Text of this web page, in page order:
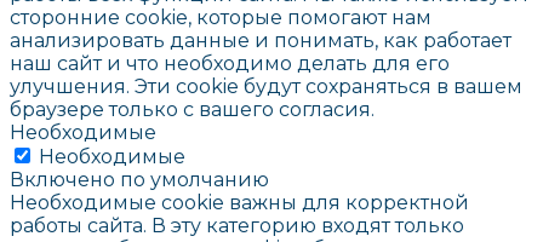
сторонние cookie, которые помогают нам
анализировать данные и понимать, как работает
наш сайт и что необходимо делать для его
улучшения. Эти cookie будут сохраняться в вашем
браузере только с вашего согласия.
Необходимые
Необходимые
Включено по умолчанию
Необходимые cookie важны для корректной
работы сайта. В эту категорию входят только